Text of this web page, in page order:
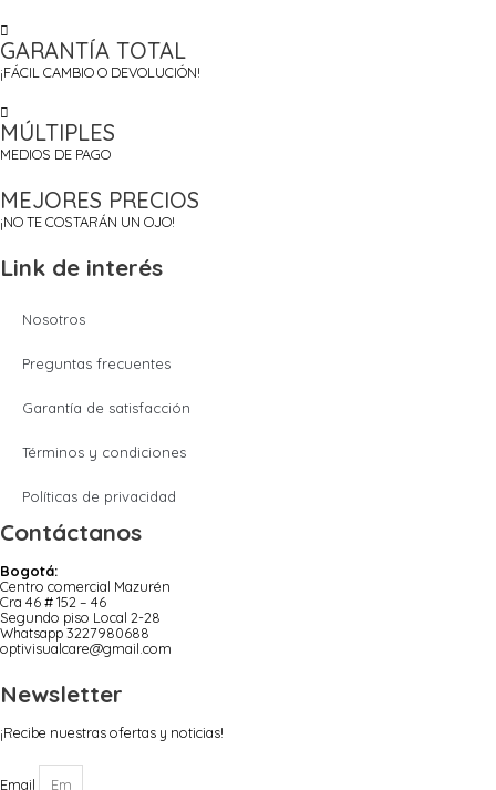
GARANTÍA TOTAL
¡FÁCIL CAMBIO O DEVOLUCIÓN!
MÚLTIPLES
MEDIOS DE PAGO
MEJORES PRECIOS
¡NO TE COSTARÁN UN OJO!
Link de interés
Nosotros
Preguntas frecuentes
Garantía de satisfacción
Términos y condiciones
Políticas de privacidad
Contáctanos
Bogotá:
Centro comercial Mazurén
Cra 46 # 152 – 46
Segundo piso Local 2-28
Whatsapp 3227980688
optivisualcare@gmail.com
Newsletter
¡Recibe nuestras ofertas y noticias!
Email